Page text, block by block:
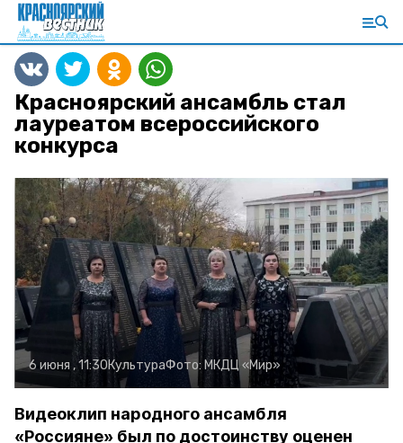
Красноярский ансамбль стал
лауреатом всероссийского
конкурса
6 июня , 11:30КультураФото: МКДЦ «Мир»
Видеоклип народного ансамбля
«Россияне» был по достоинству оценен